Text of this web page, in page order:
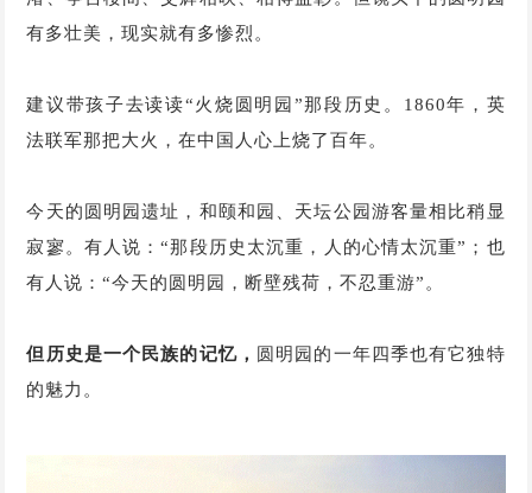
有多壮美，现实就有多惨烈。
建议带孩子去读读“火烧圆明园”那段历史。1860年，英
法联军那把大火，在中国人心上烧了百年。
今天的圆明园遗址，和颐和园、天坛公园游客量相比稍显
寂寥。有人说：“那段历史太沉重，人的心情太沉重”；也
有人说：“今天的圆明园，断壁残荷，不忍重游”。
但历史是一个民族的记忆，
圆明园的一年四季也有它独特
的魅力。